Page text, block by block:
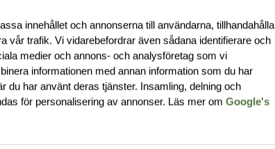
innehållet och annonserna till användarna, tillhandahålla
vår trafik. Vi vidarebefordrar även sådana identifierare och
medier och annons- och analysföretag som vi
informationen med annan information som du har
du har använt deras tjänster. Insamling, delning och
för personalisering av annonser. Läs mer omGoogle's